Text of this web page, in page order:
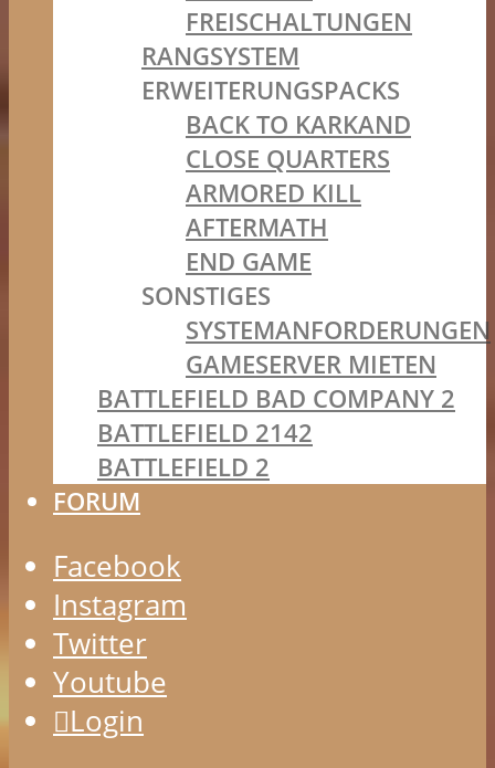
FREISCHALTUNGEN
RANGSYSTEM
ERWEITERUNGSPACKS
BACK TO KARKAND
CLOSE QUARTERS
ARMORED KILL
AFTERMATH
END GAME
SONSTIGES
SYSTEMANFORDERUNGEN
GAMESERVER MIETEN
BATTLEFIELD BAD COMPANY 2
BATTLEFIELD 2142
BATTLEFIELD 2
FORUM
Facebook
Instagram
Twitter
Youtube
Login